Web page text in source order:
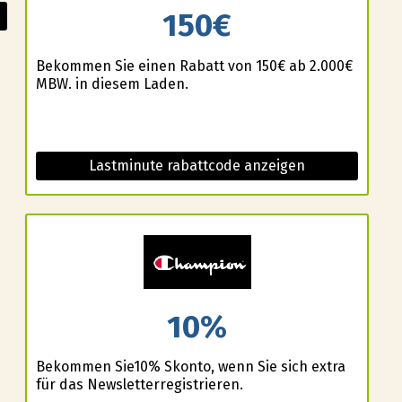
150€
Bekommen Sie einen Rabatt von 150€ ab 2.000€
MBW. in diesem Laden.
Lastminute rabattcode anzeigen
10%
Bekommen Sie10% Skonto, wenn Sie sich extra
für das Newsletterregistrieren.